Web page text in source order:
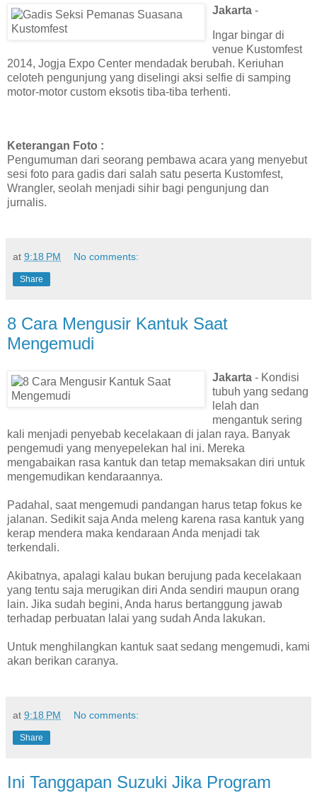
Jakarta -
Ingar bingar di
venue Kustomfest
2014, Jogja Expo Center mendadak berubah. Keriuhan
celoteh pengunjung yang diselingi aksi selfie di samping
motor-motor custom eksotis tiba-tiba terhenti.
Keterangan Foto :
Pengumuman dari seorang pembawa acara yang menyebut
sesi foto para gadis dari salah satu peserta Kustomfest,
Wrangler, seolah menjadi sihir bagi pengunjung dan
jurnalis.
at 9:18 PM No comments:
Share
8 Cara Mengusir Kantuk Saat
Mengemudi
Jakarta - Kondisi
tubuh yang sedang
lelah dan
mengantuk sering
kali menjadi penyebab kecelakaan di jalan raya. Banyak
pengemudi yang menyepelekan hal ini. Mereka
mengabaikan rasa kantuk dan tetap memaksakan diri untuk
mengemudikan kendaraannya.
Padahal, saat mengemudi pandangan harus tetap fokus ke
jalanan. Sedikit saja Anda meleng karena rasa kantuk yang
kerap mendera maka kendaraan Anda menjadi tak
terkendali.
Akibatnya, apalagi kalau bukan berujung pada kecelakaan
yang tentu saja merugikan diri Anda sendiri maupun orang
lain. Jika sudah begini, Anda harus bertanggung jawab
terhadap perbuatan lalai yang sudah Anda lakukan.
Untuk menghilangkan kantuk saat sedang mengemudi, kami
akan berikan caranya.
at 9:18 PM No comments:
Share
Ini Tanggapan Suzuki Jika Program